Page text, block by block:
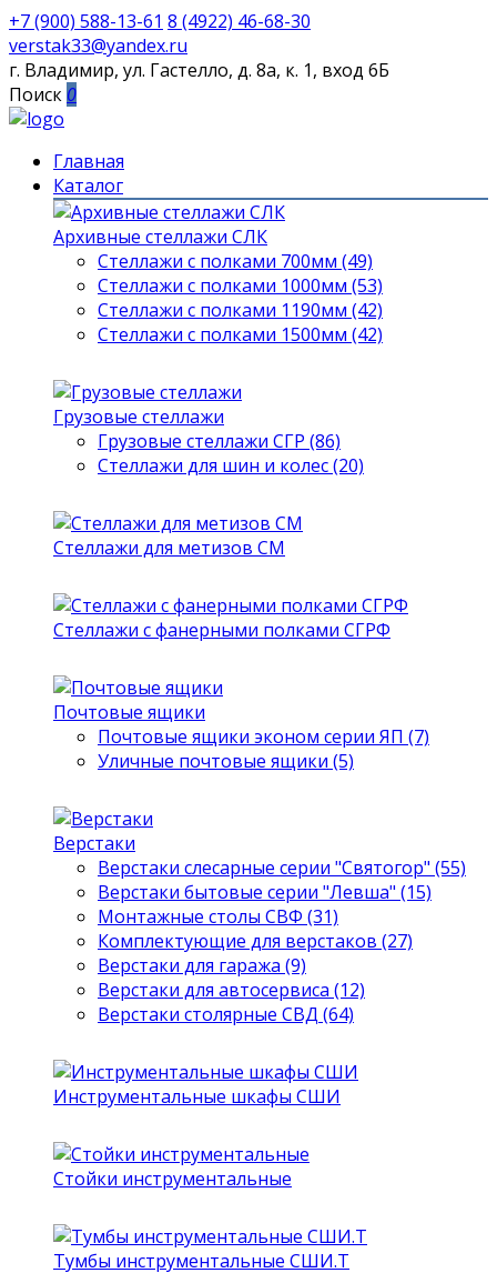
+7 (900) 588-13-61 8 (4922) 46-68-30
verstak33@yandex.ru
г. Владимир, ул. Гастелло, д. 8а, к. 1, вход 6Б
Поиск 0
Главная
Каталог
Архивные стеллажи СЛК
Стеллажи с полками 700мм (49)
Стеллажи с полками 1000мм (53)
Стеллажи с полками 1190мм (42)
Стеллажи с полками 1500мм (42)
Грузовые стеллажи
Грузовые стеллажи СГР (86)
Стеллажи для шин и колес (20)
Стеллажи для метизов СМ
Стеллажи с фанерными полками СГРФ
Почтовые ящики
Почтовые ящики эконом серии ЯП (7)
Уличные почтовые ящики (5)
Верстаки
Верстаки слесарные серии "Святогор" (55)
Верстаки бытовые серии "Левша" (15)
Монтажные столы СВФ (31)
Комплектующие для верстаков (27)
Верстаки для гаража (9)
Верстаки для автосервиса (12)
Верстаки столярные СВД (64)
Инструментальные шкафы СШИ
Стойки инструментальные
Тумбы инструментальные СШИ.Т